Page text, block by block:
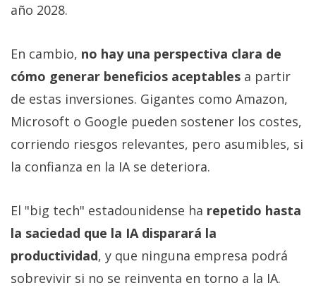
año 2028.
En cambio, no hay una perspectiva clara de
cómo generar beneficios aceptables a partir
de estas inversiones. Gigantes como Amazon,
Microsoft o Google pueden sostener los costes,
corriendo riesgos relevantes, pero asumibles, si
la confianza en la IA se deteriora.
El "big tech" estadounidense ha repetido hasta
la saciedad que la IA disparará la
productividad, y que ninguna empresa podrá
sobrevivir si no se reinventa en torno a la IA.